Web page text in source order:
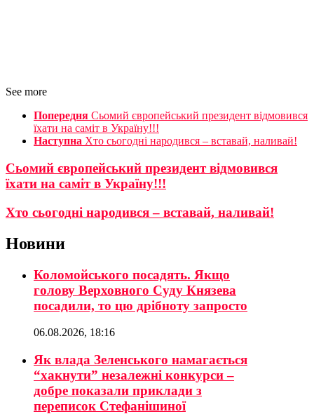
See more
Попередня Сьомий європейський президент відмовився
їхати на саміт в Україну!!!
Наступна Хто сьогодні народився – вставай, наливай!
Сьомий європейський президент відмовився
їхати на саміт в Україну!!!
Хто сьогодні народився – вставай, наливай!
Новини
Коломойського посадять. Якщо
голову Верховного Суду Князева
посадили, то цю дрібноту запросто
06.08.2026, 18:16
Як влада Зеленського намагається
“хакнути” незалежні конкурси –
добре показали приклади з
переписок Стефанішиної